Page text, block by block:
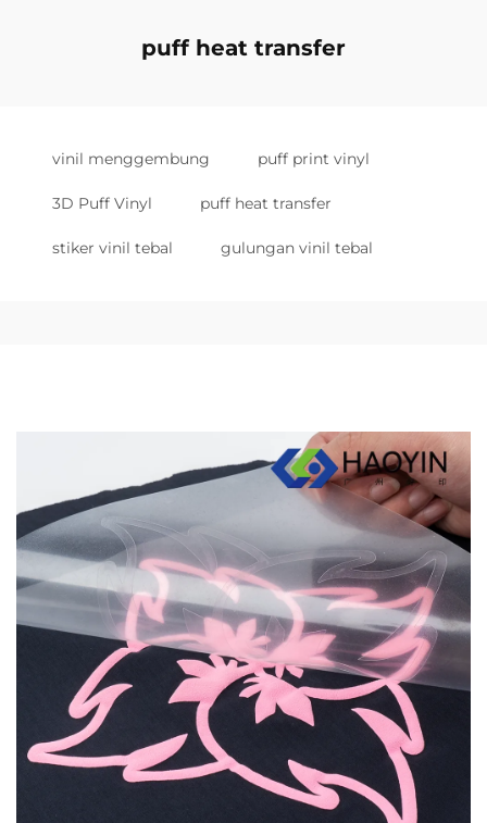
puff heat transfer
vinil menggembung puff print vinyl
3D Puff Vinyl puff heat transfer
stiker vinil tebal gulungan vinil tebal